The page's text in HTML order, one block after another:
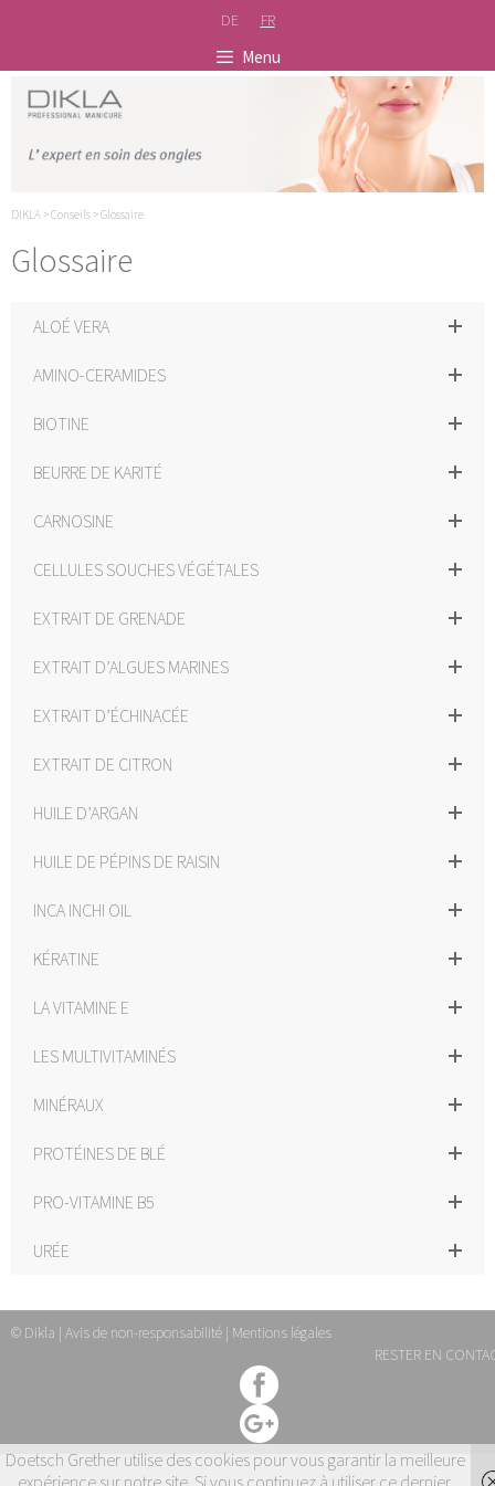
DE FR
Menu
DIKLA >Conseils >Glossaire
Glossaire
ALOÉ VERA
AMINO-CERAMIDES
BIOTINE
BEURRE DE KARITÉ
CARNOSINE
CELLULES SOUCHES VÉGÉTALES
EXTRAIT DE GRENADE
EXTRAIT D’ALGUES MARINES
EXTRAIT D’ÉCHINACÉE
EXTRAIT DE CITRON
HUILE D’ARGAN
HUILE DE PÉPINS DE RAISIN
INCA INCHI OIL
KÉRATINE
LA VITAMINE E
LES MULTIVITAMINÉS
MINÉRAUX
PROTÉINES DE BLÉ
PRO-VITAMINE B5
URÉE
© Dikla | Avis de non-responsabilité | Mentions légales
RESTER EN
Doetsch Grether utilise des cookies pour vous garantir la meilleure
expérience sur notre site. Si vous continuez à utiliser ce dernier,